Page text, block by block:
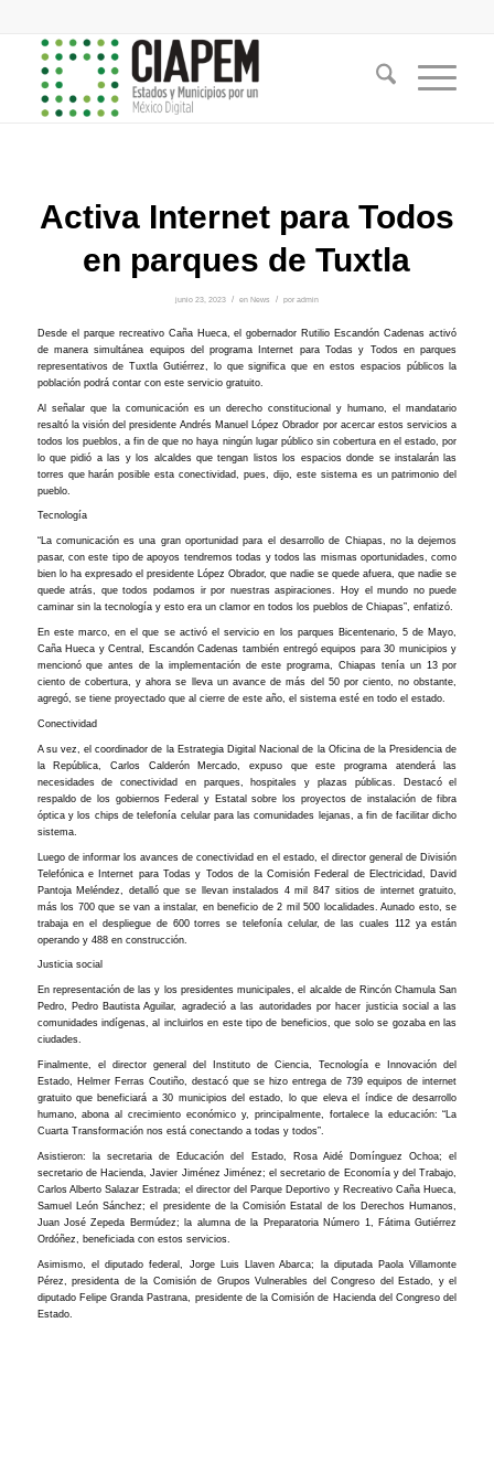
Activa Internet para Todos
en parques de Tuxtla
junio 23, 2023 / en News / por admin
Desde el parque recreativo Caña Hueca, el gobernador Rutilio Escandón Cadenas activó
de manera simultánea equipos del programa Internet para Todas y Todos en parques
representativos de Tuxtla Gutiérrez, lo que significa que en estos espacios públicos la
población podrá contar con este servicio gratuito.
Al señalar que la comunicación es un derecho constitucional y humano, el mandatario
resaltó la visión del presidente Andrés Manuel López Obrador por acercar estos servicios a
todos los pueblos, a fin de que no haya ningún lugar público sin cobertura en el estado, por
lo que pidió a las y los alcaldes que tengan listos los espacios donde se instalarán las
torres que harán posible esta conectividad, pues, dijo, este sistema es un patrimonio del
pueblo.
Tecnología
“La comunicación es una gran oportunidad para el desarrollo de Chiapas, no la dejemos
pasar, con este tipo de apoyos tendremos todas y todos las mismas oportunidades, como
bien lo ha expresado el presidente López Obrador, que nadie se quede afuera, que nadie se
quede atrás, que todos podamos ir por nuestras aspiraciones. Hoy el mundo no puede
caminar sin la tecnología y esto era un clamor en todos los pueblos de Chiapas”, enfatizó.
En este marco, en el que se activó el servicio en los parques Bicentenario, 5 de Mayo,
Caña Hueca y Central, Escandón Cadenas también entregó equipos para 30 municipios y
mencionó que antes de la implementación de este programa, Chiapas tenía un 13 por
ciento de cobertura, y ahora se lleva un avance de más del 50 por ciento, no obstante,
agregó, se tiene proyectado que al cierre de este año, el sistema esté en todo el estado.
Conectividad
A su vez, el coordinador de la Estrategia Digital Nacional de la Oficina de la Presidencia de
la República, Carlos Calderón Mercado, expuso que este programa atenderá las
necesidades de conectividad en parques, hospitales y plazas públicas. Destacó el
respaldo de los gobiernos Federal y Estatal sobre los proyectos de instalación de fibra
óptica y los chips de telefonía celular para las comunidades lejanas, a fin de facilitar dicho
sistema.
Luego de informar los avances de conectividad en el estado, el director general de División
Telefónica e Internet para Todas y Todos de la Comisión Federal de Electricidad, David
Pantoja Meléndez, detalló que se llevan instalados 4 mil 847 sitios de internet gratuito,
más los 700 que se van a instalar, en beneficio de 2 mil 500 localidades. Aunado esto, se
trabaja en el despliegue de 600 torres se telefonía celular, de las cuales 112 ya están
operando y 488 en construcción.
Justicia social
En representación de las y los presidentes municipales, el alcalde de Rincón Chamula San
Pedro, Pedro Bautista Aguilar, agradeció a las autoridades por hacer justicia social a las
comunidades indígenas, al incluirlos en este tipo de beneficios, que solo se gozaba en las
ciudades.
Finalmente, el director general del Instituto de Ciencia, Tecnología e Innovación del
Estado, Helmer Ferras Coutiño, destacó que se hizo entrega de 739 equipos de internet
gratuito que beneficiará a 30 municipios del estado, lo que eleva el índice de desarrollo
humano, abona al crecimiento económico y, principalmente, fortalece la educación: “La
Cuarta Transformación nos está conectando a todas y todos”.
Asistieron: la secretaria de Educación del Estado, Rosa Aidé Domínguez Ochoa; el
secretario de Hacienda, Javier Jiménez Jiménez; el secretario de Economía y del Trabajo,
Carlos Alberto Salazar Estrada; el director del Parque Deportivo y Recreativo Caña Hueca,
Samuel León Sánchez; el presidente de la Comisión Estatal de los Derechos Humanos,
Juan José Zepeda Bermúdez; la alumna de la Preparatoria Número 1, Fátima Gutiérrez
Ordóñez, beneficiada con estos servicios.
Asimismo, el diputado federal, Jorge Luis Llaven Abarca; la diputada Paola Villamonte
Pérez, presidenta de la Comisión de Grupos Vulnerables del Congreso del Estado, y el
diputado Felipe Granda Pastrana, presidente de la Comisión de Hacienda del Congreso del
Estado.